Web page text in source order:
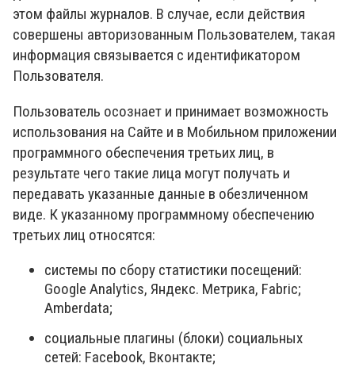
этом файлы журналов. В случае, если действия
совершены авторизованным Пользователем, такая
информация связывается с идентификатором
Пользователя.
Пользователь осознает и принимает возможность
использования на Сайте и в Мобильном приложении
программного обеспечения третьих лиц, в
результате чего такие лица могут получать и
передавать указанные данные в обезличенном
виде. К указанному программному обеспечению
третьих лиц относятся:
системы по сбору статистики посещений:
Google Analytics, Яндекс. Метрика, Fabric;
Amberdata;
социальные плагины (блоки) социальных
сетей: Facebook, Вконтакте;